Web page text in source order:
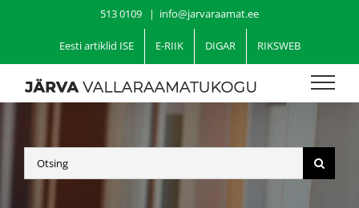
513 0109 | info@jarvaraamat.ee
Eesti artiklid ISE E-RIIK DIGAR RIKSWEB
for: